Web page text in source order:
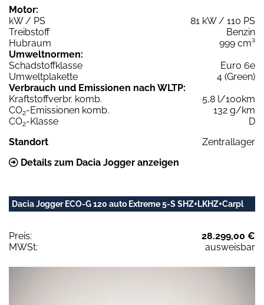
Motor:
kW / PS
81 kW / 110 PS
Treibstoff
Benzin
Hubraum
999 cm³
Umweltnormen:
Schadstoffklasse
Euro 6e
Umweltplakette
4 (Green)
Verbrauch und Emissionen nach WLTP:
Kraftstoffverbr. komb.
5,8 l/100km
CO2-Emissionen komb.
132 g/km
CO2-Klasse
D
Standort
Zentrallager
Details zum Dacia Jogger anzeigen
Dacia Jogger ECO-G 120 auto Extreme 5-S SHZ+LKHZ+Carpl
Preis:
28.299,00 €
MWSt:
ausweisbar